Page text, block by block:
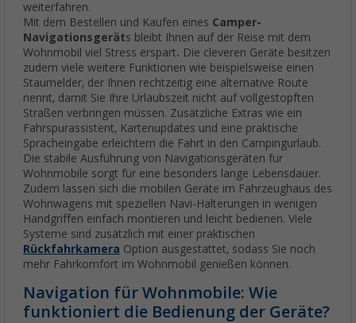
weiterfahren.
Mit dem Bestellen und Kaufen eines Camper-
Navigationsgeräts bleibt Ihnen auf der Reise mit dem
Wohnmobil viel Stress erspart. Die cleveren Geräte besitzen
zudem viele weitere Funktionen wie beispielsweise einen
Staumelder, der Ihnen rechtzeitig eine alternative Route
nennt, damit Sie Ihre Urlaubszeit nicht auf vollgestopften
Straßen verbringen müssen. Zusätzliche Extras wie ein
Fahrspurassistent, Kartenupdates und eine praktische
Spracheingabe erleichtern die Fahrt in den Campingurlaub.
Die stabile Ausführung von Navigationsgeräten für
Wohnmobile sorgt für eine besonders lange Lebensdauer.
Zudem lassen sich die mobilen Geräte im Fahrzeughaus des
Wohnwagens mit speziellen Navi-Halterungen in wenigen
Handgriffen einfach montieren und leicht bedienen. Viele
Systeme sind zusätzlich mit einer praktischen
Rückfahrkamera Option ausgestattet, sodass Sie noch
mehr Fahrkomfort im Wohnmobil genießen können.
Navigation für Wohnmobile: Wie
funktioniert die Bedienung der Geräte?